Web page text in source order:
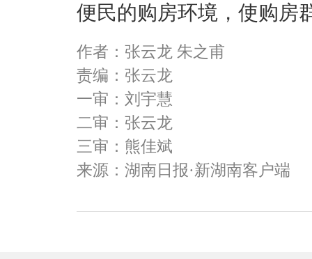
便民的购房环境，使购房
作者：张云龙 朱之甫
责编：张云龙
一审：刘宇慧
二审：张云龙
三审：熊佳斌
来源：湖南日报·新湖南客户端